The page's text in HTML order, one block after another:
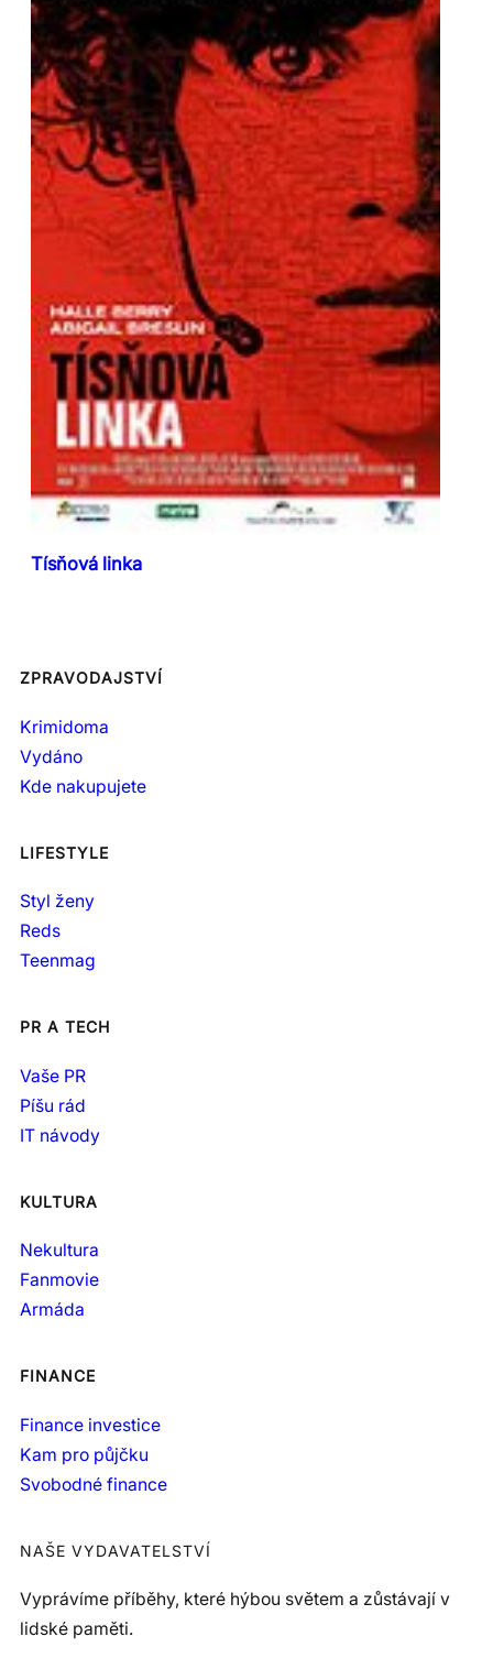
Tísňová linka
ZPRAVODAJSTVÍ
Krimidoma
Vydáno
Kde nakupujete
LIFESTYLE
Styl ženy
Reds
Teenmag
PR A TECH
Vaše PR
Píšu rád
IT návody
KULTURA
Nekultura
Fanmovie
Armáda
FINANCE
Finance investice
Kam pro půjčku
Svobodné finance
NAŠE VYDAVATELSTVÍ
Vyprávíme příběhy, které hýbou světem a zůstávají v
lidské paměti.